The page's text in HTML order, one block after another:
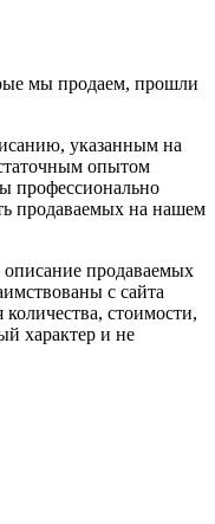
мы продаем, прошли
указанным на
опытом
профессионально
продаваемых на нашем
продаваемых
с сайта
стоимости,
характер и не